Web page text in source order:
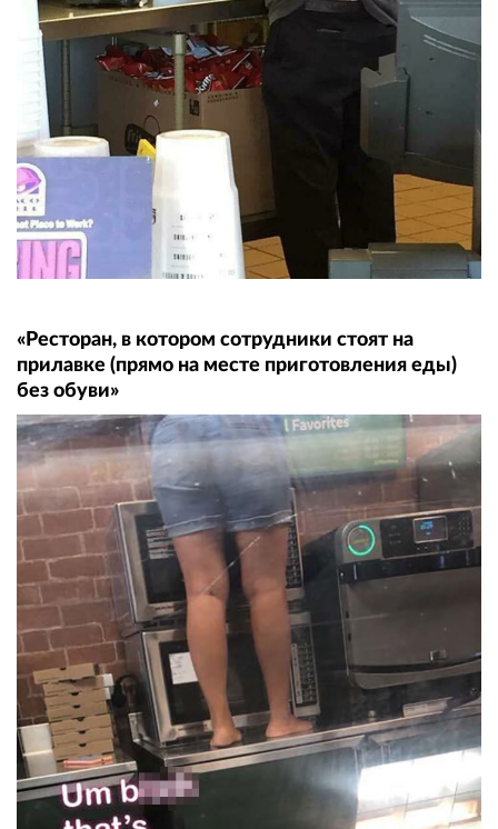
«Ресторан, в котором сотрудники стоят на
прилавке (прямо на месте приготовления еды)
без обуви»